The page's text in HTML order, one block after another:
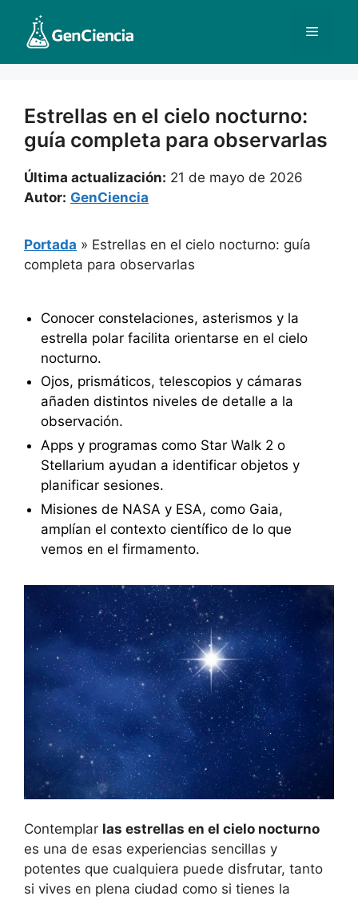
contenido
Menú
Estrellas en el cielo nocturno:
guía completa para observarlas
Última actualización: 21 de mayo de 2026
Autor: GenCiencia
Portada » Estrellas en el cielo nocturno: guía
completa para observarlas
Conocer constelaciones, asterismos y la
estrella polar facilita orientarse en el cielo
nocturno.
Ojos, prismáticos, telescopios y cámaras
añaden distintos niveles de detalle a la
observación.
Apps y programas como Star Walk 2 o
Stellarium ayudan a identificar objetos y
planificar sesiones.
Misiones de NASA y ESA, como Gaia,
amplían el contexto científico de lo que
vemos en el firmamento.
Contemplar las estrellas en el cielo nocturno
es una de esas experiencias sencillas y
potentes que cualquiera puede disfrutar, tanto
si vives en plena ciudad como si tienes la